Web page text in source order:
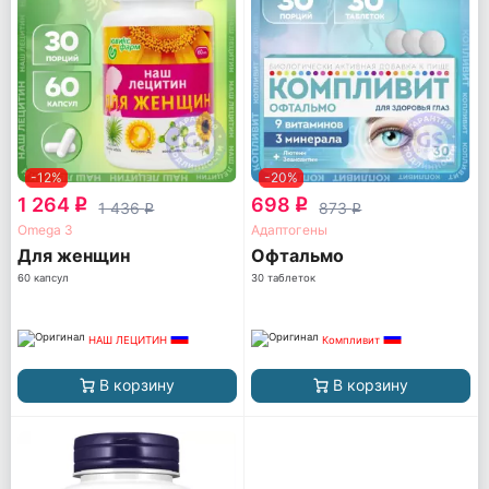
-12%
1 264 q 1 436q
Omega 3
Для женщин
60 капсул
НАШ ЛЕЦИТИН
В корзину
-20%
698 q 873q
Адаптогены
Офтальмо
30 таблеток
Компливит
В корзину